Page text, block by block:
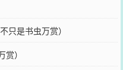
只是书虫万赏）
）